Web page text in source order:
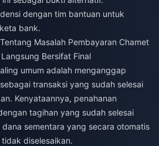
dengan tim bantuan untuk
bank.
Masalah Pembayaran Chamet
Bersifat Final
umum adalah menganggap
transaksi yang sudah selesai
Kenyataannya, penahanan
tagihan yang sudah selesai
sementara yang secara otomatis
diselesaikan.